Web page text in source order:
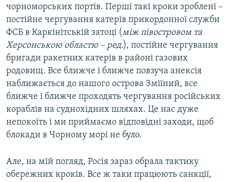
чорноморських портів. Перші такі кроки зроблені –
постійне чергування катерів прикордонної служби
ФСБ в Каркінітській затоці (між півостровом та
Херсонською областю – ред.), постійне чергування
бригади ракетних катерів в районі газових
родовищ. Все ближче і ближче повзуча анексія
наближається до нашого острова Зміїний, все
ближче і ближче проходять чергування російських
кораблів на суднохідних шляхах. Це нас дуже
непокоїть і ми приймаємо відповідні заходи, щоб
блокади в Чорному морі не було.
Але, на мій погляд, Росія зараз обрала тактику
обережних кроків. Все ж таки працюють санкції,